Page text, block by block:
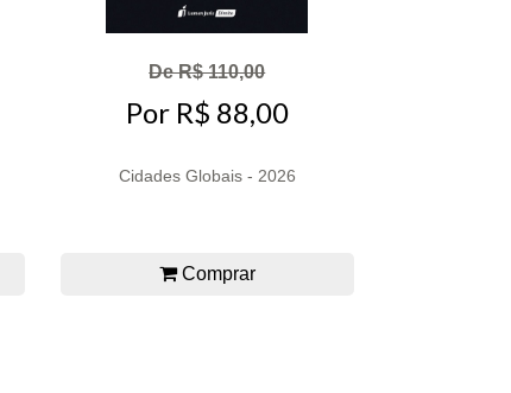
De R$ 110,00
Por R$ 88,00
Cidades Globais - 2026
Comprar